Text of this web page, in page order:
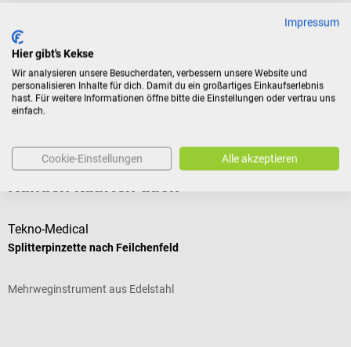
Produktidentifikation
Kunden kauften auch
Tekno-Medical
Splitterpinzette nach Feilchenfeld
Mehrweginstrument aus Edelstahl
Impressum
Hier gibt's Kekse
Wir analysieren unsere Besucherdaten, verbessern unsere Website und
personalisieren Inhalte für dich. Damit du ein großartiges Einkaufserlebnis
hast. Für weitere Informationen öffne bitte die Einstellungen oder vertrau uns
einfach.
Cookie-Einstellungen Alle akzeptieren